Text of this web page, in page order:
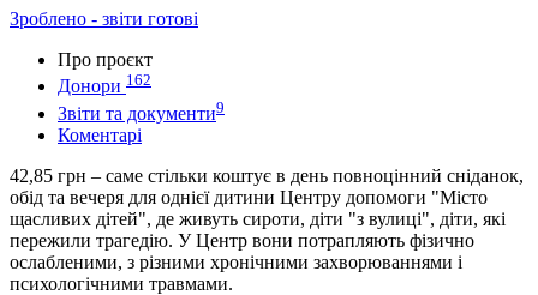
Зроблено - звіти готові
Про проєкт
Донори 162
Звіти та документи9
Коментарі
42,85 грн – саме стільки коштує в день повноцінний сніданок,
обід та вечеря для однієї дитини Центру допомоги "Місто
щасливих дітей", де живуть сироти, діти "з вулиці", діти, які
пережили трагедію. У Центр вони потрапляють фізично
ослабленими, з різними хронічними захворюваннями і
психологічними травмами.